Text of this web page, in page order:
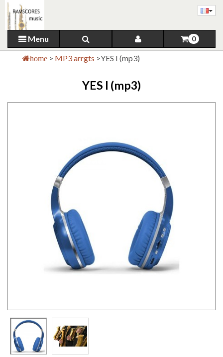
Menu 0
home > MP3 arrgts >YES I (mp3)
YES I (mp3)